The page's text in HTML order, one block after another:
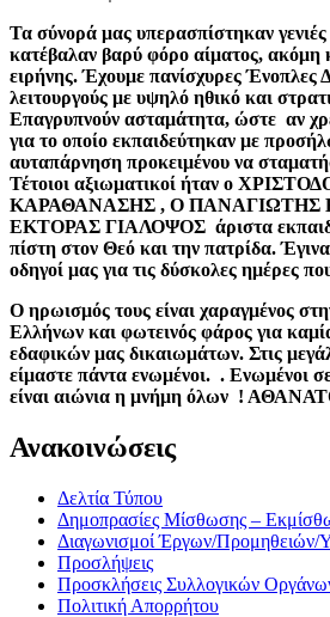
Τα σύνορά μας υπερασπίστηκαν
κατέβαλαν βαρύ φόρο αίματος, ακόμη
ειρήνης. Έχουμε πανίσχυρες Ένοπλες
λειτουργούς με υψηλό ηθικό και
Επαγρυπνούν ασταμάτητα, ώστε αν
για το οποίο εκπαιδεύτηκαν με
αυταπάρνηση προκειμένου να
Τέτοιοι αξιωματικοί ήταν ο
ΚΑΡΑΘΑΝΑΣΗΣ , Ο ΠΑΝΑΓΙΩΤΗΣ
ΕΚΤΟΡΑΣ ΓΙΑΛΟΨΟΣ άριστα
πίστη στον Θεό και την πατρίδα.
οδηγοί μας για τις δύσκολες ημέρες
Ο ηρωισμός τους είναι χαραγμένος
Ελλήνων και φωτεινός φάρος για
εδαφικών μας δικαιωμάτων. Στις
είμαστε πάντα ενωμένοι. . Ενωμένοι
είναι αιώνια η μνήμη όλων !
Ανακοινώσεις
Δελτία Τύπου
Δημοπρασίες Μίσθωσης –
Διαγωνισμοί Έργων/Προμηθειών/
Προσλήψεις
Προσκλήσεις Συλλογικών
Πολιτική Απορρήτου